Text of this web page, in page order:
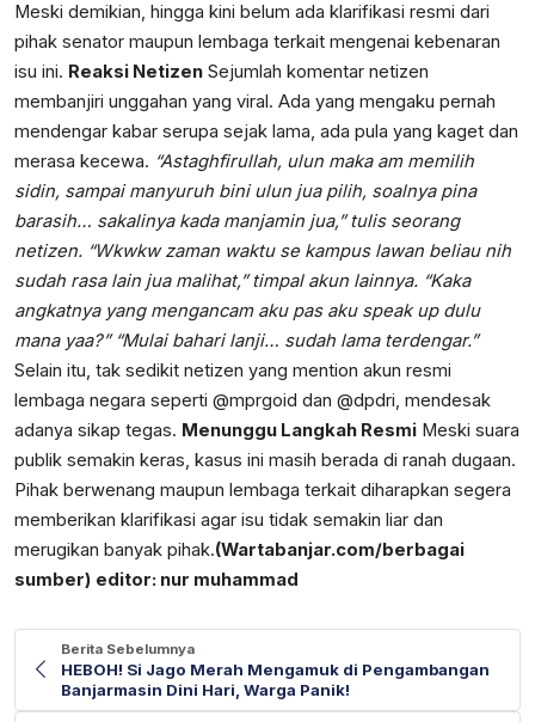
Meski demikian, hingga kini belum ada klarifikasi resmi dari
pihak senator maupun lembaga terkait mengenai kebenaran
isu ini. Reaksi Netizen Sejumlah komentar netizen
membanjiri unggahan yang viral. Ada yang mengaku pernah
mendengar kabar serupa sejak lama, ada pula yang kaget dan
merasa kecewa. “Astaghfirullah, ulun maka am memilih
sidin, sampai manyuruh bini ulun jua pilih, soalnya pina
barasih… sakalinya kada manjamin jua,” tulis seorang
netizen. “Wkwkw zaman waktu se kampus lawan beliau nih
sudah rasa lain jua malihat,” timpal akun lainnya. “Kaka
angkatnya yang mengancam aku pas aku speak up dulu
mana yaa?” “Mulai bahari lanji… sudah lama terdengar.”
Selain itu, tak sedikit netizen yang mention akun resmi
lembaga negara seperti @mprgoid dan @dpdri, mendesak
adanya sikap tegas. Menunggu Langkah Resmi Meski suara
publik semakin keras, kasus ini masih berada di ranah dugaan.
Pihak berwenang maupun lembaga terkait diharapkan segera
memberikan klarifikasi agar isu tidak semakin liar dan
merugikan banyak pihak.(Wartabanjar.com/berbagai
sumber) editor: nur muhammad
Berita Sebelumnya
HEBOH! Si Jago Merah Mengamuk di Pengambangan
Banjarmasin Dini Hari, Warga Panik!